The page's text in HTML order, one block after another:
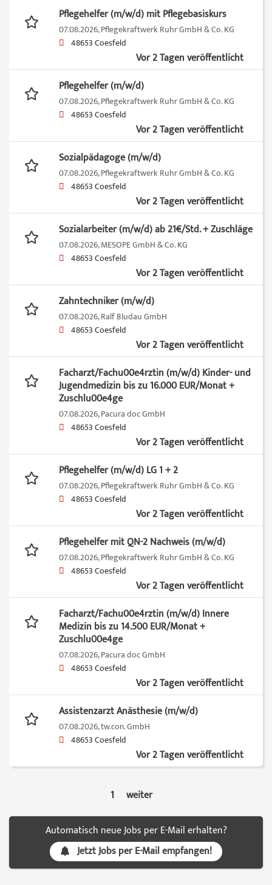
Pflegehelfer (m/w/d) mit Pflegebasiskurs
07.08.2026,Pflegekraftwerk Ruhr GmbH & Co. KG
48653 Coesfeld
Vor 2 Tagen veröffentlicht
Pflegehelfer (m/w/d)
07.08.2026,Pflegekraftwerk Ruhr GmbH & Co. KG
48653 Coesfeld
Vor 2 Tagen veröffentlicht
Sozialpädagoge (m/w/d)
07.08.2026,Pflegekraftwerk Ruhr GmbH & Co. KG
48653 Coesfeld
Vor 2 Tagen veröffentlicht
Sozialarbeiter (m/w/d) ab 21€/Std. + Zuschläge
07.08.2026,MESOPE GmbH & Co. KG
48653 Coesfeld
Vor 2 Tagen veröffentlicht
Zahntechniker (m/w/d)
07.08.2026,Ralf Bludau GmbH
48653 Coesfeld
Vor 2 Tagen veröffentlicht
Facharzt/Fachu00e4rztin (m/w/d) Kinder- und
Jugendmedizin bis zu 16.000 EUR/Monat +
Zuschlu00e4ge
07.08.2026,Pacura doc GmbH
48653 Coesfeld
Vor 2 Tagen veröffentlicht
Pflegehelfer (m/w/d) LG 1 + 2
07.08.2026,Pflegekraftwerk Ruhr GmbH & Co. KG
48653 Coesfeld
Vor 2 Tagen veröffentlicht
Pflegehelfer mit QN-2 Nachweis (m/w/d)
07.08.2026,Pflegekraftwerk Ruhr GmbH & Co. KG
48653 Coesfeld
Vor 2 Tagen veröffentlicht
Facharzt/Fachu00e4rztin (m/w/d) Innere
Medizin bis zu 14.500 EUR/Monat +
Zuschlu00e4ge
07.08.2026,Pacura doc GmbH
48653 Coesfeld
Vor 2 Tagen veröffentlicht
Assistenzarzt Anästhesie (m/w/d)
07.08.2026,tw.con. GmbH
48653 Coesfeld
Vor 2 Tagen veröffentlicht
1 weiter
Automatisch neue Jobs per E-Mail erhalten?
Jetzt Jobs per E-Mail empfangen!